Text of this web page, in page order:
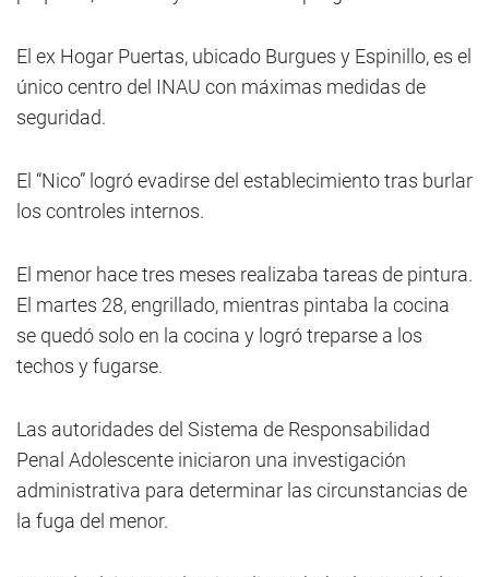
El ex Hogar Puertas, ubicado Burgues y Espinillo, es el
único centro del INAU con máximas medidas de
seguridad.
El “Nico” logró evadirse del establecimiento tras burlar
los controles internos.
El menor hace tres meses realizaba tareas de pintura.
El martes 28, engrillado, mientras pintaba la cocina
se quedó solo en la cocina y logró treparse a los
techos y fugarse.
Las autoridades del Sistema de Responsabilidad
Penal Adolescente iniciaron una investigación
administrativa para determinar las circunstancias de
la fuga del menor.